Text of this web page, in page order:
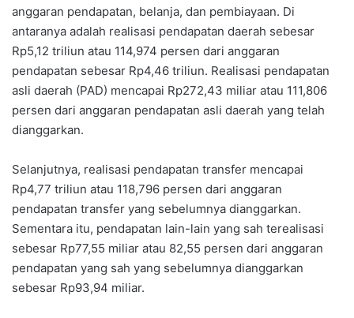
anggaran pendapatan, belanja, dan pembiayaan. Di
antaranya adalah realisasi pendapatan daerah sebesar
Rp5,12 triliun atau 114,974 persen dari anggaran
pendapatan sebesar Rp4,46 triliun. Realisasi pendapatan
asli daerah (PAD) mencapai Rp272,43 miliar atau 111,806
persen dari anggaran pendapatan asli daerah yang telah
dianggarkan.
Selanjutnya, realisasi pendapatan transfer mencapai
Rp4,77 triliun atau 118,796 persen dari anggaran
pendapatan transfer yang sebelumnya dianggarkan.
Sementara itu, pendapatan lain-lain yang sah terealisasi
sebesar Rp77,55 miliar atau 82,55 persen dari anggaran
pendapatan yang sah yang sebelumnya dianggarkan
sebesar Rp93,94 miliar.